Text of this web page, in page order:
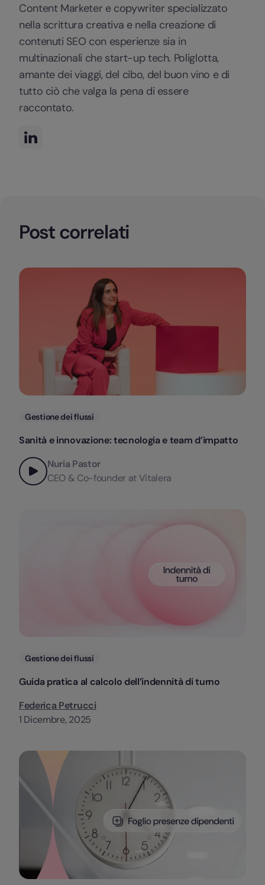
Content Marketer e copywriter specializzato
nella scrittura creativa e nella creazione di
contenuti SEO con esperienze sia in
multinazionali che start-up tech. Poliglotta,
amante dei viaggi, del cibo, del buon vino e di
tutto ciò che valga la pena di essere
raccontato.
Post correlati
Categorie
Gestione dei flussi
Sanità e innovazione: tecnologia e team d’impatto
Nuria Pastor
CEO & Co-founder at Vitalera
Categorie
Gestione dei flussi
Guida pratica al calcolo dell’indennità di turno
Federica Petrucci
1 Dicembre, 2025